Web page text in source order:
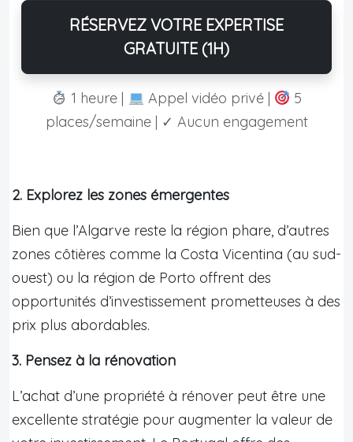
RÉSERVEZ VOTRE EXPERTISE
GRATUITE (1H)
1 heure | Appel vidéo privé |
5
places/semaine | ✓ Aucun engagement
2. Explorez les zones émergentes
Bien que l’Algarve reste la région phare, d’autres
zones côtières comme la Costa Vicentina (au sud-
ouest) ou la région de Porto offrent des
opportunités d’investissement prometteuses à des
prix plus abordables.
3. Pensez à la rénovation
L’achat d’une propriété à rénover peut être une
excellente stratégie pour augmenter la valeur de